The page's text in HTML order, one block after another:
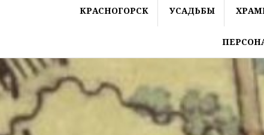
КРАСНОГОРСК УСАДЬБЫ